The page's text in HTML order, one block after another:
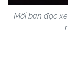
Mời bạn đọc